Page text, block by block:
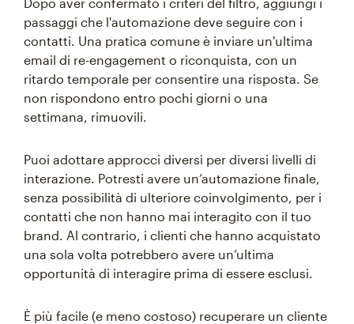
passaggi che l'automazione deve seguire con i
contatti. Una pratica comune è inviare un'ultima
email di re-engagement o riconquista, con un
ritardo temporale per consentire una risposta. Se
non rispondono entro pochi giorni o una
settimana, rimuovili.
Puoi adottare approcci diversi per diversi livelli di
interazione. Potresti avere un’automazione finale,
senza possibilità di ulteriore coinvolgimento, per i
contatti che non hanno mai interagito con il tuo
brand. Al contrario, i clienti che hanno acquistato
una sola volta potrebbero avere un’ultima
opportunità di interagire prima di essere esclusi.
È più facile (e meno costoso) recuperare un cliente